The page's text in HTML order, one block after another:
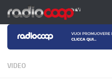
Salta al contenuto
VIDEO